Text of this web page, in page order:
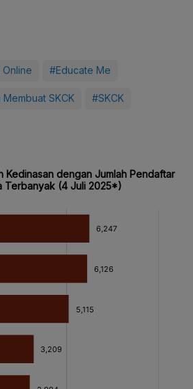
Online #Educate Me
Membuat SKCK #SKCK